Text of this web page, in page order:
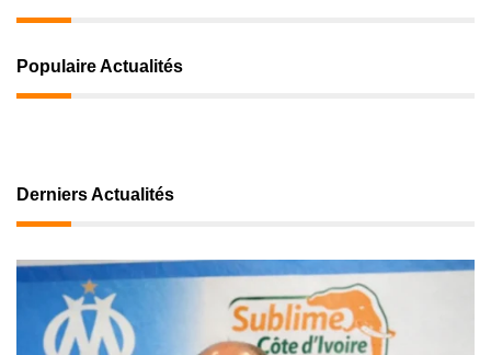
Populaire Actualités
Derniers Actualités